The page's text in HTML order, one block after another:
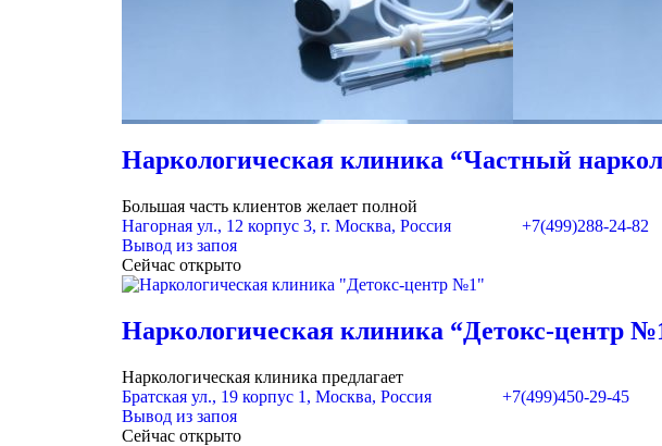
Наркологическая клиника “Частный
Большая часть клиентов желает полной
Нагорная ул., 12 корпус 3, г. Москва, Россия
+7(499)288-24-82
Вывод из запоя
Сейчас открыто
Наркологическая клиника “Детокс-центр
Наркологическая клиника предлагает
Братская ул., 19 корпус 1, Москва, Россия
+7(499)450-29-45
Вывод из запоя
Сейчас открыто